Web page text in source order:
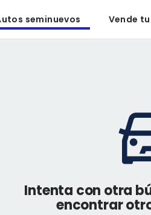
seminuevos Vende
Intenta con otra
encontrar